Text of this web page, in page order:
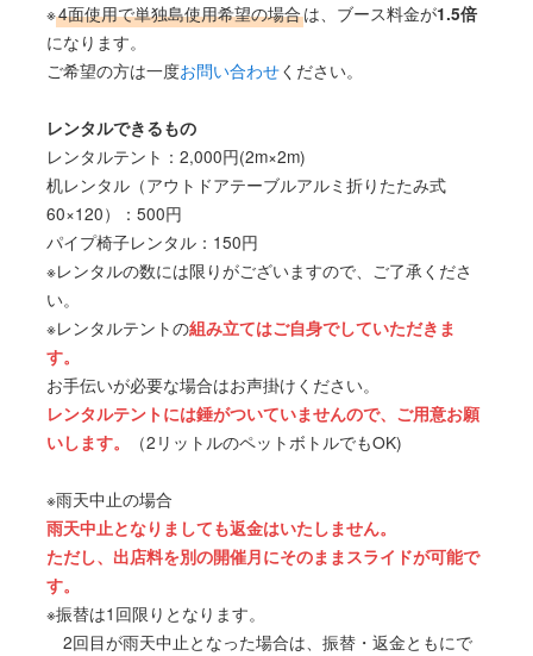
※4面使用で単独島使用希望の場合は、ブース料金が1.5倍
になります。
ご希望の方は一度お問い合わせください。
レンタルできるもの
レンタルテント：2,000円(2m×2m)
机レンタル（アウトドアテーブルアルミ折りたたみ式
60×120）：500円
パイプ椅子レンタル：150円
※レンタルの数には限りがございますので、ご了承くださ
い。
※レンタルテントの組み立てはご自身でしていただきま
す。
お手伝いが必要な場合はお声掛けください。
レンタルテントには錘がついていませんので、ご用意お願
いします。
（2リットルのペットボトルでもOK)
※雨天中止の場合
雨天中止となりましても返金はいたしません。
ただし、出店料を別の開催月にそのままスライドが可能で
す。
※振替は1回限りとなります。
2回目が雨天中止となった場合は、振替・返金ともにで